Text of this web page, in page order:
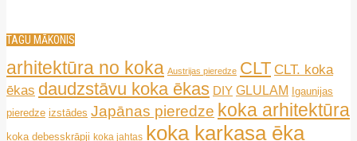
TAGU MĀKONIS
arhitektūra no koka Austrijas pieredze CLT CLT. koka
ēkas daudzstāvu koka ēkas DIY GLULAM
Igaunijas
pieredze izstādes Japānas pieredze koka arhitektūra
koka debesskrāpji koka jahtas koka karkasa ēka